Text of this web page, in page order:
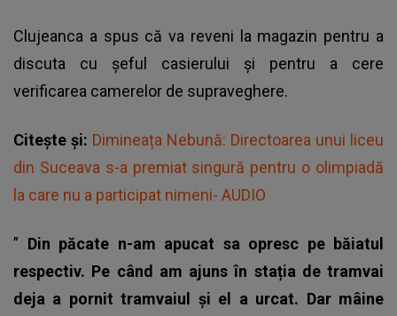
Clujeanca a spus că va reveni la magazin pentru a
discuta cu șeful casierului și pentru a cere
verificarea camerelor de supraveghere.
Citește și: Dimineața Nebună: Directoarea unui liceu
din Suceava s-a premiat singură pentru o olimpiadă
la care nu a participat nimeni- AUDIO
” Din păcate n-am apucat sa opresc pe băiatul
respectiv. Pe când am ajuns în stația de tramvai
deja a pornit tramvaiul și el a urcat. Dar mâine